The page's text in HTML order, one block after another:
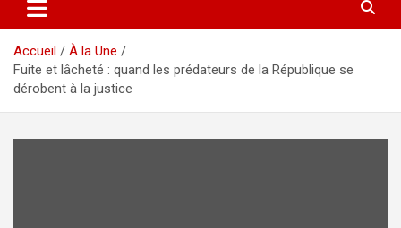
Accueil
À la Une
Fuite et lâcheté : quand les prédateurs de la République se
dérobent à la justice